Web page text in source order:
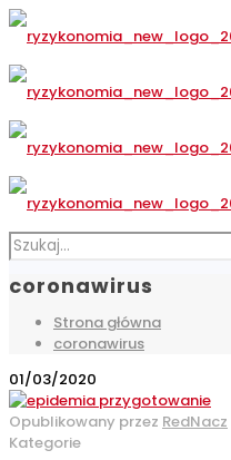
coronawirus
Strona główna
coronawirus
01/03/2020
Opublikowany przez RedNacz
Kategorie